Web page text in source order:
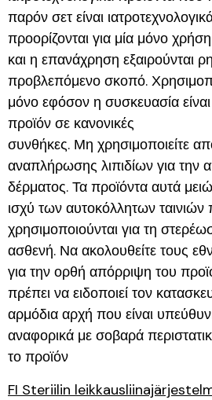
παρόν σετ είναι
προορίζονται για μία μόνο
και η επανάχρηση εξαιρούνται
προβλεπόμενο σκοπό.
μόνο εφόσον η συσκευασία
προϊόν σε κανονικές
συνθήκες. Μη χρησιμοποιείτε
αναπλήρωσης λιπιδίων για την
δέρματος. Τα προϊόντα αυτά
ισχύ των αυτοκόλλητων ταινιών
χρησιμοποιούνται για τη
ασθενή. Να ακολουθείτε τους
για την ορθή απόρριψη του
πρέπει να ειδοποιεί τον
αρμόδια αρχή που είναι
αναφορικά με σοβαρά
το προϊόν
FI Steriilin